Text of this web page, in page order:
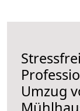
Umzug